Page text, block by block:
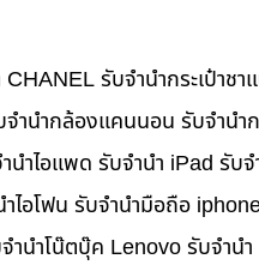
รับจำนำกระเป๋าชา
ำนำกล้องแคนนอน รับจำนำ
ำไอแพด รับจำนำ iPad รับ
อโฟน รับจำนำมือถือ
นำโน๊ตบุ๊ค Lenovo รับจำน